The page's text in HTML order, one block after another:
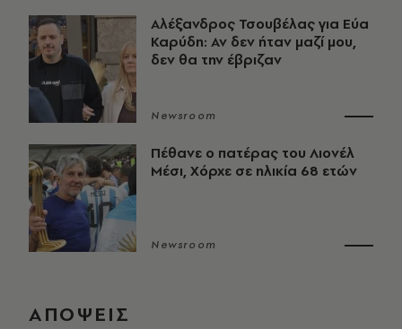
Αλέξανδρος Τσουβέλας για Εύα
Καρύδη: Αν δεν ήταν μαζί μου,
δεν θα την έβριζαν
Newsroom
Πέθανε ο πατέρας του Λιονέλ
Μέσι, Χόρχε σε ηλικία 68 ετών
Newsroom
ΑΠΟΨΕΙΣ